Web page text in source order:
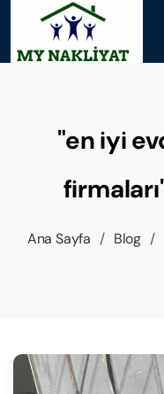
"en iyi
Ana Sayfa / Blog /